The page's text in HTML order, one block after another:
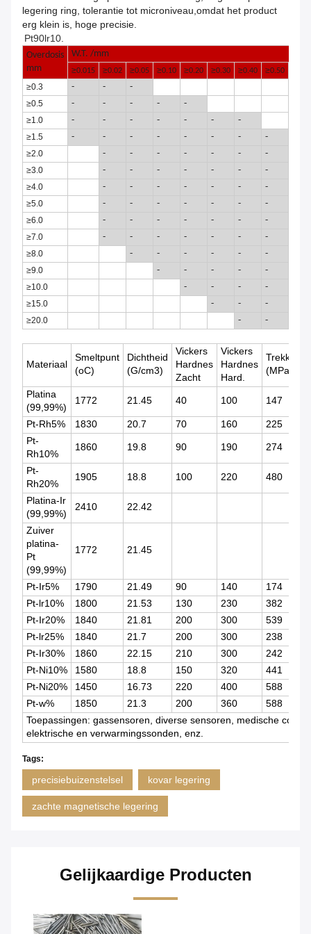
legering ring, tolerantie tot microniveau,omdat het product
erg klein is, hoge precisie.
Pt90lr10.
Overdosis
mm
W.T. /mm
≥0.015 ≥0.02 ≥0.05 ≥0.10 ≥0.20 ≥0.30 ≥0.40 ≥0.50
≥0.3 - - -
≥0.5 - - - - -
≥1.0 - - - - - - -
≥1.5 - - - - - - - -
≥2.0 - - - - - - -
≥3.0 - - - - - - -
≥4.0 - - - - - - -
≥5.0 - - - - - - -
≥6.0 - - - - - - -
≥7.0 - - - - - - -
≥8.0 - - - - - -
≥9.0 - - - - -
≥10.0 - - - -
≥15.0 - - -
≥20.0 - -
Materiaal
Smeltpunt
(oC)
Dichtheid
(G/cm3)
Vickers
Hardnes
Zacht
Vickers
Hardnes
Hard.
(MPa)
Platina
(99,99%)
1772 21.45 40 100 147
Pt-Rh5% 1830 20.7 70 160
225
Pt-
Rh10%
1860 19.8 90 190 274
Pt-
Rh20%
1905 18.8 100 220 480
Platina-Ir
(99,99%)
2410 22.42
Zuiver
platina-
Pt
(99,99%)
1772 21.45
Pt-Ir5% 1790 21.49 90 140
174
Pt-lr10%
1800 21.53 130 230
382
Pt-Ir20%
1840 21.81 200 300
539
Pt-lr25%
1840 21.7 200 300
238
Pt-Ir30%
1860 22.15 210 300
242
Pt-Ni10%
1580 18.8 150 320
441
Pt-Ni20%
1450 16.73 220 400
588
Pt-w%
1850 21.3 200 360
588
Toepassingen: gassensoren, diverse sensoren, medische
elektrische en verwarmingssonden, enz.
Tags:
precisiebuizenstelsel kovar legering
zachte magnetische legering
Gelijkaardige Producten